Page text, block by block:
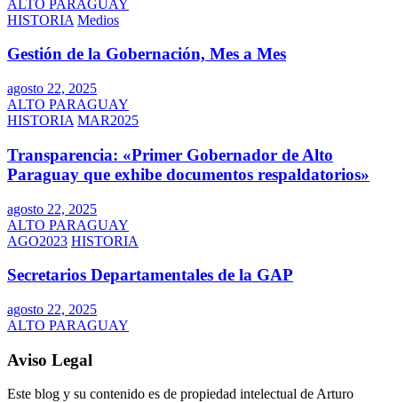
ALTO PARAGUAY
HISTORIA Medios
Gestión de la Gobernación, Mes a Mes
agosto 22, 2025
ALTO PARAGUAY
HISTORIA MAR2025
Transparencia: «Primer Gobernador de Alto
Paraguay que exhibe documentos respaldatorios»
agosto 22, 2025
ALTO PARAGUAY
AGO2023 HISTORIA
Secretarios Departamentales de la GAP
agosto 22, 2025
ALTO PARAGUAY
Aviso Legal
Este blog y su contenido es de propiedad intelectual de Arturo